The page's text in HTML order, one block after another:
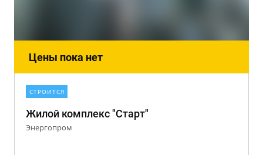
Цены пока нет
СТРОИТСЯ
Жилой комплекс "Старт"
Энергопром